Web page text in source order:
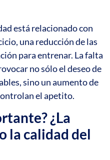
está relacionado con
una reducción de las
para entrenar. La falta
no sólo el deseo de
sino un aumento de
el apetito.
¿La
la calidad del